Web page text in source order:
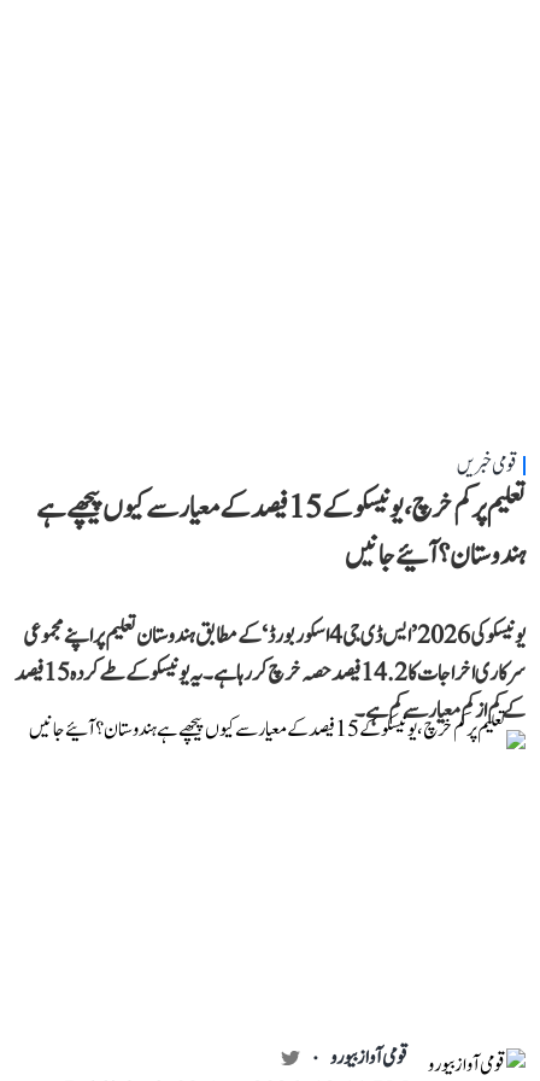
قومی خبریں
تعلیم پر کم خرچ، یونیسکو کے 15 فیصد کے معیار سے کیوں پیچھے ہے
ہندوستان؟ آئیے جانیں
یونیسکو کی 2026 ’ایس ڈی جی 4 اسکور بورڈ‘ کے مطابق ہندوستان تعلیم پر اپنے مجموعی
سرکاری اخراجات کا 14.2 فیصد حصہ خرچ کر رہا ہے۔ یہ یونیسکو کے طے کردہ 15 فیصد
کے کم از کم معیار سے کم ہے۔
قومی آواز بیورو